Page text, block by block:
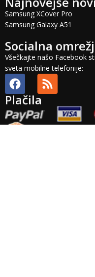
Samsung XCover Pro
Samsung Galaxy A51
Socialna
Všečkajte našo Facebook
sveta mobilne telefonije:
Plačila